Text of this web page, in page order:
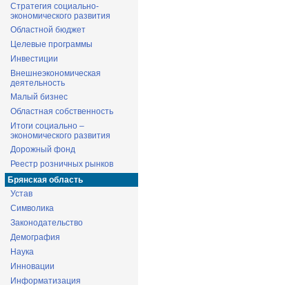
Стратегия социально-
экономического развития
Областной бюджет
Целевые программы
Инвестиции
Внешнеэкономическая
деятельность
Малый бизнес
Областная собственность
Итоги социально –
экономического развития
Дорожный фонд
Реестр розничных рынков
Брянская область
Устав
Символика
Законодательство
Демография
Наука
Инновации
Информатизация